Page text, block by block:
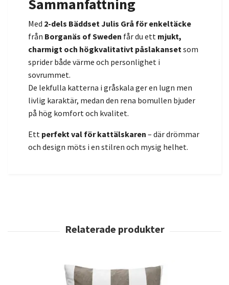
Sammanfattning
Med 2-dels Bäddset Julis Grå för enkeltäcke
från Borganäs of Sweden får du ett mjukt,
charmigt och högkvalitativt påslakanset som
sprider både värme och personlighet i
sovrummet.
De lekfulla katterna i gråskala ger en lugn men
livlig karaktär, medan den rena bomullen bjuder
på hög komfort och kvalitet.
Ett perfekt val för kattälskaren – där drömmar
och design möts i en stilren och mysig helhet.